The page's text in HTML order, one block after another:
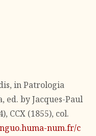
in Patrologia
ed. by Jacques-Paul
CCX (1855), col.
num.fr/c